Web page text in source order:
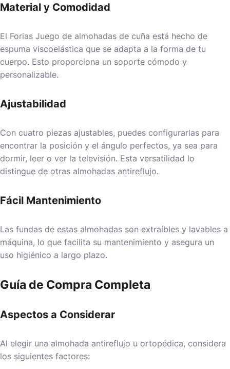
Material y Comodidad
El Forias Juego de almohadas de cuña está hecho de
espuma viscoelástica que se adapta a la forma de tu
cuerpo. Esto proporciona un soporte cómodo y
personalizable.
Ajustabilidad
Con cuatro piezas ajustables, puedes configurarlas para
encontrar la posición y el ángulo perfectos, ya sea para
dormir, leer o ver la televisión. Esta versatilidad lo
distingue de otras almohadas antireflujo.
Fácil Mantenimiento
Las fundas de estas almohadas son extraíbles y lavables a
máquina, lo que facilita su mantenimiento y asegura un
uso higiénico a largo plazo.
Guía de Compra Completa
Aspectos a Considerar
Al elegir una almohada antireflujo u ortopédica, considera
los siguientes factores: